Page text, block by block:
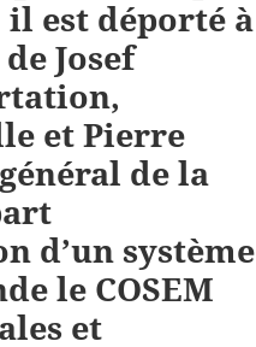
il est déporté à
Josef
et Pierre
de la
d’un système
le COSEM
et